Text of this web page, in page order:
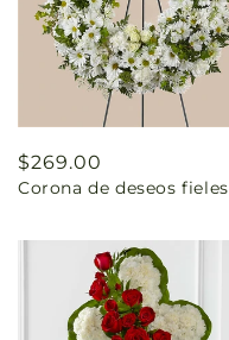
Precio
habitual
$269.00
Corona de deseos fieles